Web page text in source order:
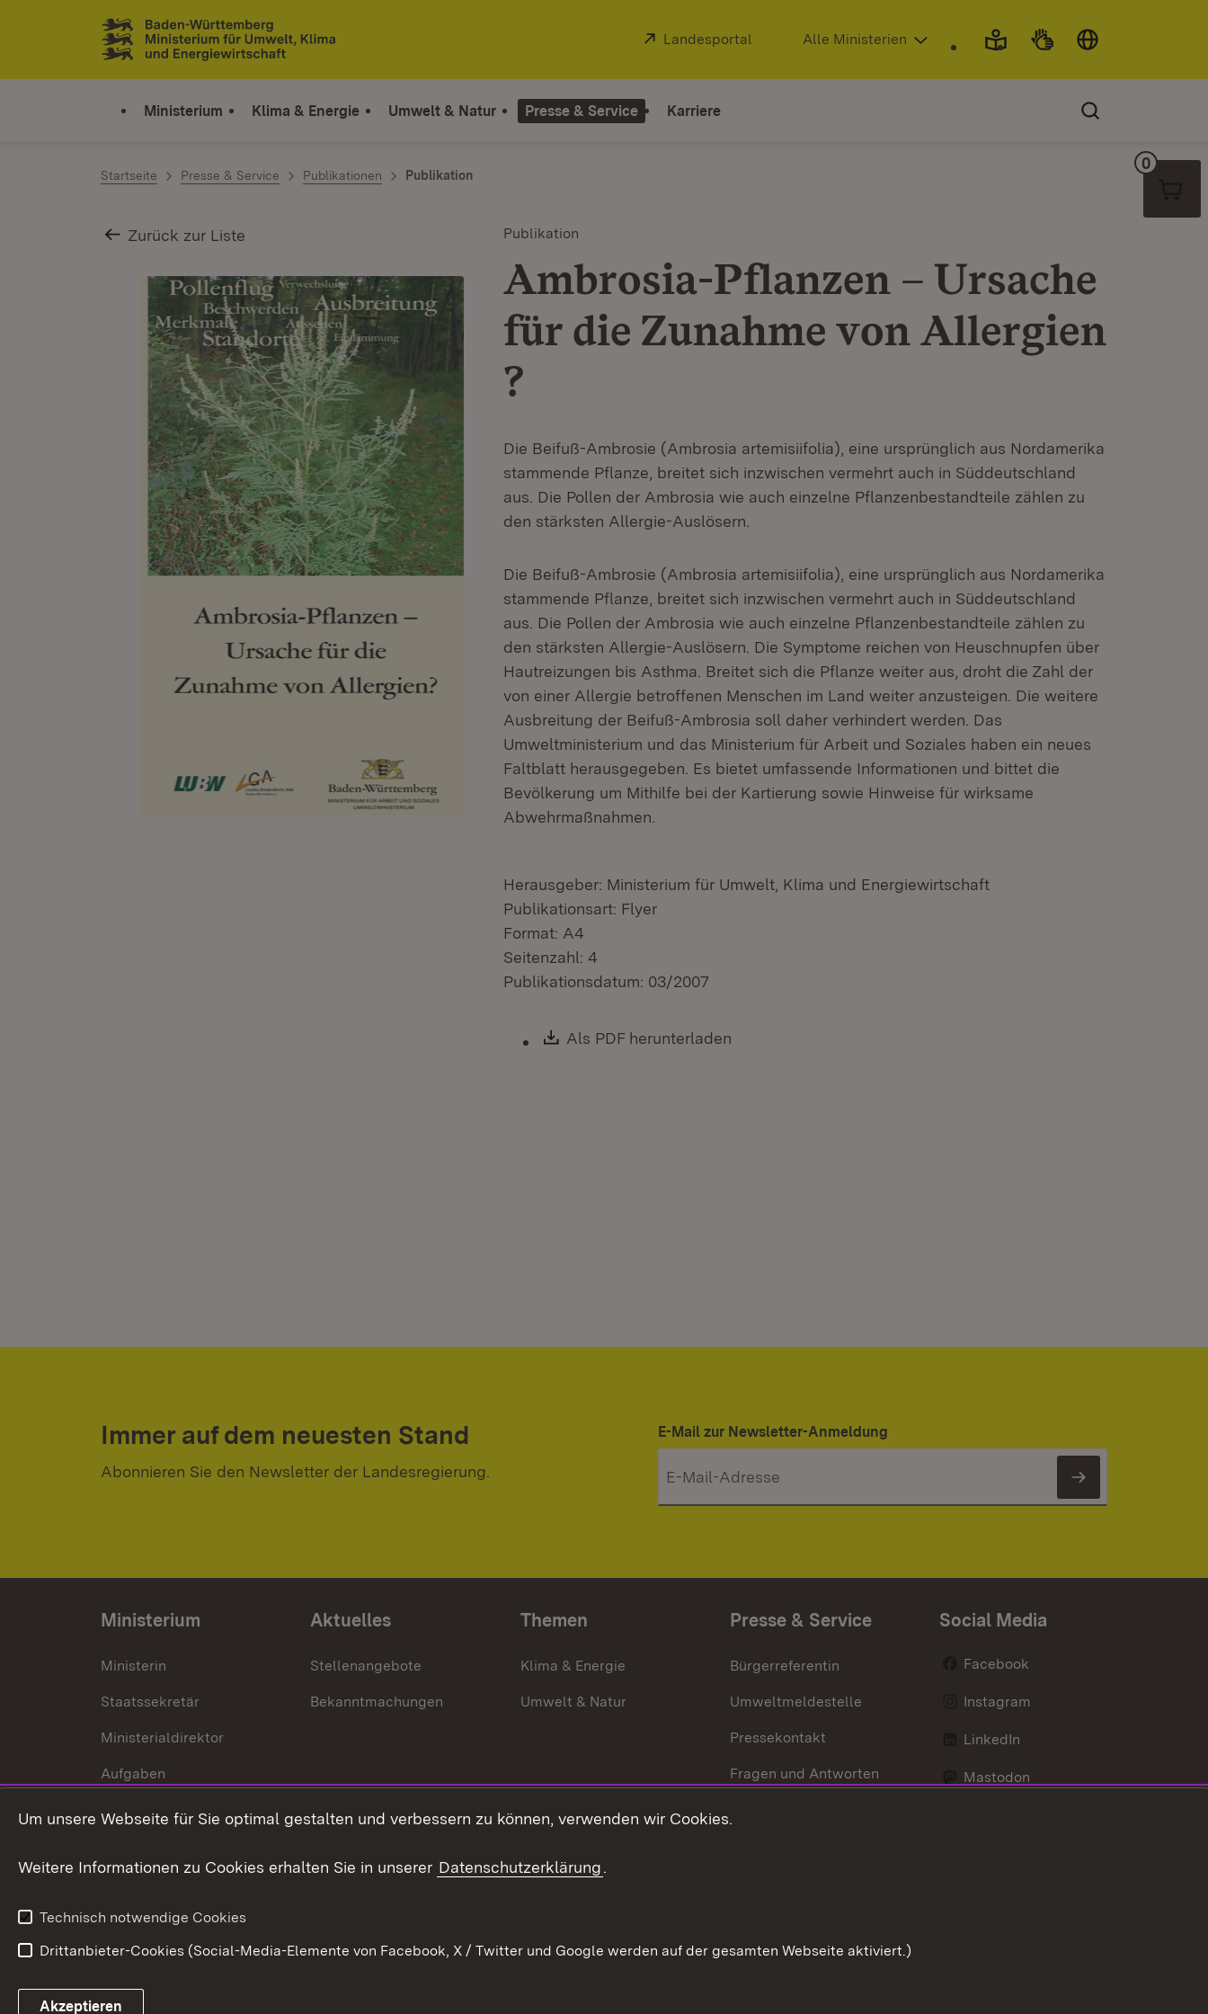
Zum Inhalt springen
Link zur Startseite
Extern:
Landesportal (Öffnet in neuem Fenster)
Alle Ministerien
Ministerium Klima & Energie Umwelt & Natur Presse & Service Karriere
Startseite Presse & Service Publikationen Publikation
Zurück zur Liste Publikation
Ambrosia-Pflanzen – Ursache
für die Zunahme von Allergien
?
Die Beifuß-Ambrosie (Ambrosia artemisiifolia), eine ursprünglich aus Nordamerika
stammende Pflanze, breitet sich inzwischen vermehrt auch in Süddeutschland
aus. Die Pollen der Ambrosia wie auch einzelne Pflanzenbestandteile zählen zu
den stärksten Allergie-Auslösern.
Die Beifuß-Ambrosie (Ambrosia artemisiifolia), eine ursprünglich aus Nordamerika
stammende Pflanze, breitet sich inzwischen vermehrt auch in Süddeutschland
aus. Die Pollen der Ambrosia wie auch einzelne Pflanzenbestandteile zählen zu
den stärksten Allergie-Auslösern. Die Symptome reichen von Heuschnupfen über
Hautreizungen bis Asthma. Breitet sich die Pflanze weiter aus, droht die Zahl der
von einer Allergie betroffenen Menschen im Land weiter anzusteigen. Die weitere
Ausbreitung der Beifuß-Ambrosia soll daher verhindert werden. Das
Umweltministerium und das Ministerium für Arbeit und Soziales haben ein neues
Faltblatt herausgegeben. Es bietet umfassende Informationen und bittet die
Bevölkerung um Mithilfe bei der Kartierung sowie Hinweise für wirksame
Abwehrmaßnahmen.
Herausgeber: Ministerium für Umwelt, Klima und Energiewirtschaft
Publikationsart: Flyer
Format: A4
Seitenzahl: 4
Publikationsdatum: 03/2007
Download:
Als PDF herunterladen
0
Immer auf dem neuesten Stand
Abonnieren Sie den Newsletter der Landesregierung.
E-Mail zur Newsletter-Anmeldung
Newsletter
Ministerium
Ministerin
Staatssekretär
Ministerialdirektor
Aufgaben
Internationale
Aktuelles
Stellenangebote
Bekanntmachungen
Themen
Klima & Energie
Umwelt & Natur
Presse & Service
Bürgerreferentin
Umweltmeldestelle
Pressekontakt
Fragen und Antworten
Social Media
Facebook
Instagram
LinkedIn
Mastodon
Link zum Landesportal
Um unsere Webseite für Sie optimal gestalten und verbessern zu können, verwenden wir Cookies.
Weitere Informationen zu Cookies erhalten Sie in unserer Datenschutzerklärung.
Technisch notwendige Cookies
Drittanbieter-Cookies (Social-Media-Elemente von Facebook, X / Twitter und Google werden auf der gesamten Webseite aktiviert.)
Akzeptieren